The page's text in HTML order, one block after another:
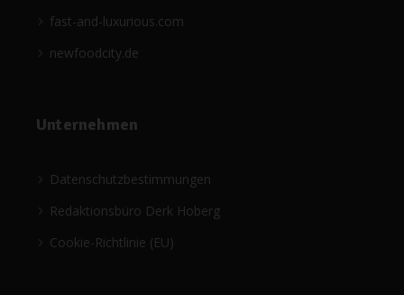
fast-and-luxurious.com
newfoodcity.de
Unternehmen
Datenschutzbestimmungen
Redaktionsbüro Derk Hoberg
Cookie-Richtlinie (EU)